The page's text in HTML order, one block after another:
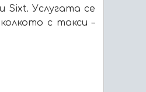
Sixt. Услугата се
с такси –